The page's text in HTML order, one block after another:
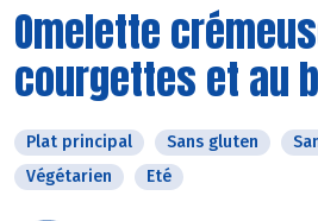
Omelette
courgettes et au
Plat principal Sans gluten
Végétarien
Eté